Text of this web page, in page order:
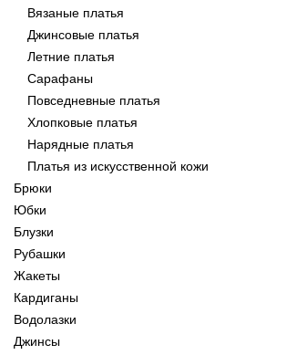
Вязаные платья
Джинсовые платья
Летние платья
Сарафаны
Повседневные платья
Хлопковые платья
Нарядные платья
Платья из искусственной кожи
Брюки
Юбки
Блузки
Рубашки
Жакеты
Кардиганы
Водолазки
Джинсы